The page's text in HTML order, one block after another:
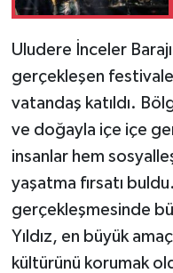
Uludere İnceler
gerçekleşen festivale
vatandaş katıldı.
ve doğayla içe içe
insanlar hem
yaşatma fırsatı
gerçekleşmesinde
Yıldız, en büyük
kültürünü korumak
Kadın
KÜLTÜR SANAT
MAGAZİN
Otomobil
POLİTİKA
Sağlık